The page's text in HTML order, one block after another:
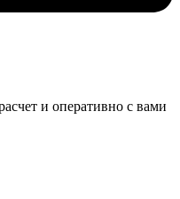
и оперативно с вами